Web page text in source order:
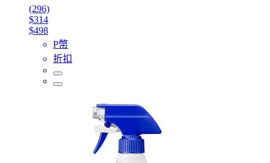
(296)
$314
$498
P幣
折扣